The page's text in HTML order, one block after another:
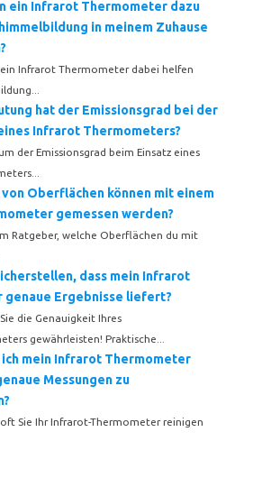
ein Infrarot Thermometer dazu
in meinem Zuhause
ein Infrarot Thermometer dabei helfen
hat der Emissionsgrad bei der
Infrarot Thermometers?
der Emissionsgrad beim Einsatz eines
Oberflächen können mit einem
gemessen werden?
Ratgeber, welche Oberflächen du mit
dass mein Infrarot
genaue Ergebnisse liefert?
die Genauigkeit Ihres
gewährleisten! Praktische...
mein Infrarot Thermometer
Messungen zu
oft Sie Ihr Infrarot-Thermometer reinigen